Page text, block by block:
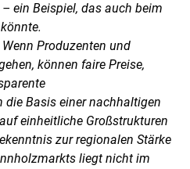
ein Beispiel, das auch beim
Produzenten und
können faire Preise,
Basis einer nachhaltigen
einheitliche Großstrukturen
zur regionalen Stärke
liegt nicht im